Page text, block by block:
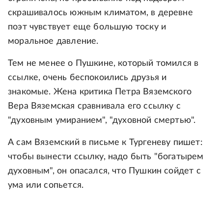
скрашивалось южным климатом, в деревне
поэт чувствует еще большую тоску и
моральное давление.
Тем не менее о Пушкине, который томился в
ссылке, очень беспокоились друзья и
знакомые. Жена критика Петра Вяземского
Вера Вяземская сравнивала его ссылку с
"духовным умиранием", "духовной смертью".
А сам Вяземский в письме к Тургеневу пишет:
чтобы вынести ссылку, надо быть "богатырем
духовным", он опасался, что Пушкин сойдет с
ума или сопьется.